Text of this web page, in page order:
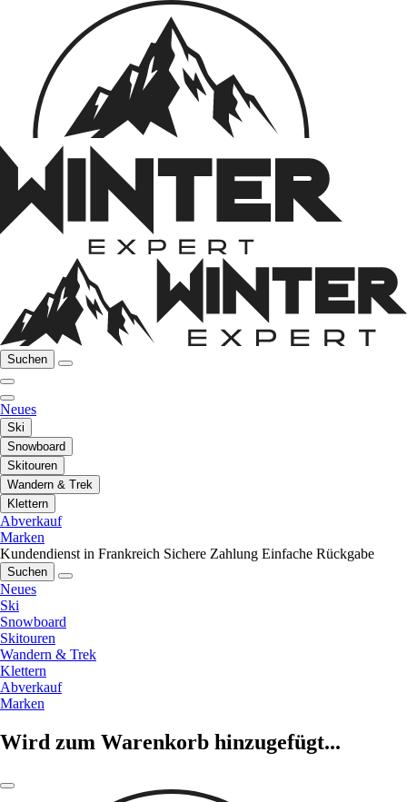
Suchen
Neues
Ski
Snowboard
Skitouren
Wandern & Trek
Klettern
Abverkauf
Marken
Kundendienst in Frankreich Sichere Zahlung Einfache Rückgabe
Suchen
Neues
Ski
Snowboard
Skitouren
Wandern & Trek
Klettern
Abverkauf
Marken
Wird zum Warenkorb hinzugefügt...